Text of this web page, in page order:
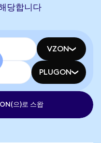
당합니다
VZON
PLUGON
으)로 스왑